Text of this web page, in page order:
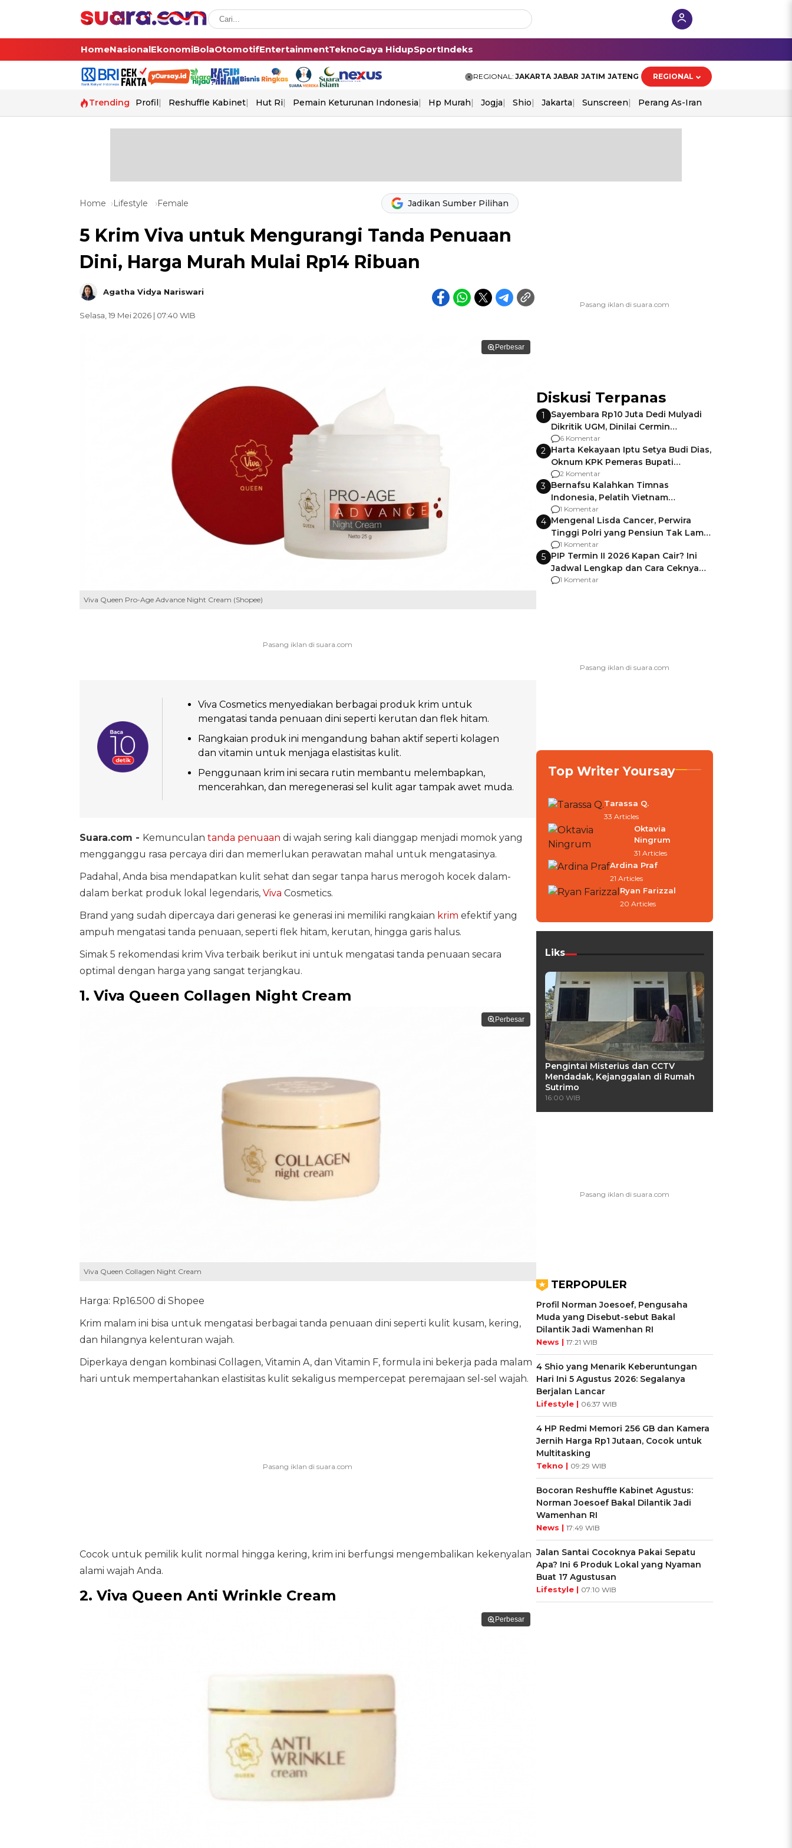
HomeNasionalEkonomiBolaOtomotifEntertainmentTeknoGaya HidupSportIndeks
REGIONAL: JAKARTA JABAR JATIM JATENG REGIONAL
Trending Profil Reshuffle Kabinet Hut Ri Pemain Keturunan Indonesia Hp Murah Jogja Shio Jakarta Sunscreen Perang As-Iran
Home Lifestyle Female Jadikan Sumber Pilihan
5 Krim Viva untuk Mengurangi Tanda Penuaan
Dini, Harga Murah Mulai Rp14 Ribuan
Agatha Vidya Nariswari
Selasa, 19 Mei 2026 | 07:40 WIB
Perbesar
Viva Queen Pro-Age Advance Night Cream (Shopee)
Viva Cosmetics menyediakan berbagai produk krim untuk
mengatasi tanda penuaan dini seperti kerutan dan flek hitam.
Rangkaian produk ini mengandung bahan aktif seperti kolagen
dan vitamin untuk menjaga elastisitas kulit.
Penggunaan krim ini secara rutin membantu melembapkan,
mencerahkan, dan meregenerasi sel kulit agar tampak awet muda.
Suara.com - Kemunculan tanda penuaan di wajah sering kali dianggap menjadi momok yang
mengganggu rasa percaya diri dan memerlukan perawatan mahal untuk mengatasinya.
Padahal, Anda bisa mendapatkan kulit sehat dan segar tanpa harus merogoh kocek dalam-
dalam berkat produk lokal legendaris, Viva Cosmetics.
Brand yang sudah dipercaya dari generasi ke generasi ini memiliki rangkaian krim efektif yang
ampuh mengatasi tanda penuaan, seperti flek hitam, kerutan, hingga garis halus.
Simak 5 rekomendasi krim Viva terbaik berikut ini untuk mengatasi tanda penuaan secara
optimal dengan harga yang sangat terjangkau.
1. Viva Queen Collagen Night Cream
Perbesar
Viva Queen Collagen Night Cream
Harga: Rp16.500 di Shopee
Krim malam ini bisa untuk mengatasi berbagai tanda penuaan dini seperti kulit kusam, kering,
dan hilangnya kelenturan wajah.
Diperkaya dengan kombinasi Collagen, Vitamin A, dan Vitamin F, formula ini bekerja pada malam
hari untuk mempertahankan elastisitas kulit sekaligus mempercepat peremajaan sel-sel wajah.
Cocok untuk pemilik kulit normal hingga kering, krim ini berfungsi mengembalikan kekenyalan
alami wajah Anda.
2. Viva Queen Anti Wrinkle Cream
Perbesar
Diskusi Terpanas
1
Sayembara Rp10 Juta Dedi Mulyadi
Dikritik UGM, Dinilai Cermin
Gagalnya Negara Jamin Keamanan
6 Komentar
2 Harta Kekayaan Iptu Setya Budi Dias,
Oknum KPK Pemeras Bupati
Pemalang
2 Komentar
3 Bernafsu Kalahkan Timnas
Indonesia, Pelatih Vietnam
Berencana Pakai Jimat di Pakansari
1 Komentar
4 Mengenal Lisda Cancer, Perwira
Tinggi Polri yang Pensiun Tak Lama
Usai Jadi Brigjen
1 Komentar
5 PIP Termin II 2026 Kapan Cair? Ini
Jadwal Lengkap dan Cara Ceknya
agar Dana Tidak Hangus!
1 Komentar
Top Writer Yoursay
Tarassa Q.
33 Articles
Oktavia
Ningrum
31 Articles
Ardina Praf
21 Articles
Ryan Farizzal
20 Articles
Liks
Pengintai Misterius dan CCTV
Mendadak, Kejanggalan di Rumah
Sutrimo
16:00 WIB
TERPOPULER
Profil Norman Joesoef, Pengusaha
Muda yang Disebut-sebut Bakal
Dilantik Jadi Wamenhan RI
News | 17:21 WIB
4 Shio yang Menarik Keberuntungan
Hari Ini 5 Agustus 2026: Segalanya
Berjalan Lancar
Lifestyle | 06:37 WIB
4 HP Redmi Memori 256 GB dan Kamera
Jernih Harga Rp1 Jutaan, Cocok untuk
Multitasking
Tekno | 09:29 WIB
Bocoran Reshuffle Kabinet Agustus:
Norman Joesoef Bakal Dilantik Jadi
Wamenhan RI
News | 17:49 WIB
Jalan Santai Cocoknya Pakai Sepatu
Apa? Ini 6 Produk Lokal yang Nyaman
Buat 17 Agustusan
Lifestyle | 07:10 WIB